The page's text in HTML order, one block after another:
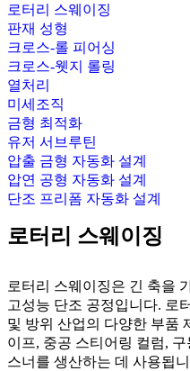
로터리 스웨이징
판재 성형
크로스-롤 피어싱
크로스-웻지 롤링
열처리
미세조직
금형 최적화
유저 서브루틴
압출 금형 자동화 설계
압연 공형 자동화 설계
단조 프리폼 자동화 설계
로터리 스웨이징
로터리 스웨이징은 긴 축을
고성능 단조 공정입니다. 로
및 방위 산업의 다양한 부품
이프, 중공 스티어링 컬럼,
스너를 생산하는 데 사용됩